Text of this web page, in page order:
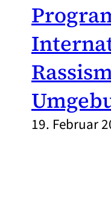
19. Februar